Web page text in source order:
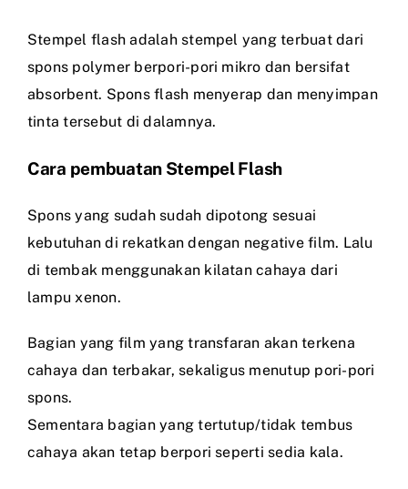
Stempel flash adalah stempel yang terbuat dari
spons polymer berpori-pori mikro dan bersifat
absorbent. Spons flash menyerap dan menyimpan
tinta tersebut di dalamnya.
Cara pembuatan Stempel Flash
Spons yang sudah sudah dipotong sesuai
kebutuhan di rekatkan dengan negative film. Lalu
di tembak menggunakan kilatan cahaya dari
lampu xenon.
Bagian yang film yang transfaran akan terkena
cahaya dan terbakar, sekaligus menutup pori-pori
spons.
Sementara bagian yang tertutup/tidak tembus
cahaya akan tetap berpori seperti sedia kala.